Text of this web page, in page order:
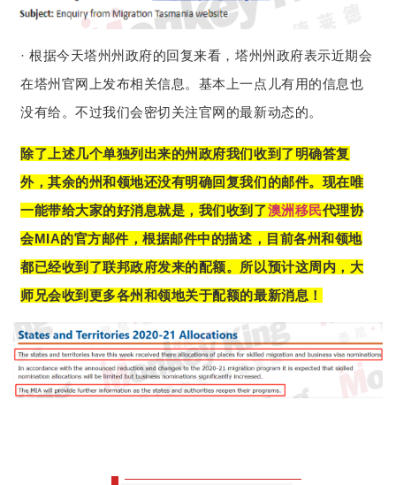
· 根据今天塔州州政府的回复来看，塔州州政府表示近期会
在塔州官网上发布相关信息。基本上一点儿有用的信息也
没有给。不过我们会密切关注官网的最新动态的。
除了上述几个单独列出来的州政府我们收到了明确答复
外，其余的州和领地还没有明确回复我们的邮件。现在唯
一能带给大家的好消息就是，我们收到了澳洲移民代理协
会MIA的官方邮件，根据邮件中的描述，目前各州和领地
都已经收到了联邦政府发来的配额。所以预计这周内，大
师兄会收到更多各州和领地关于配额的最新消息！